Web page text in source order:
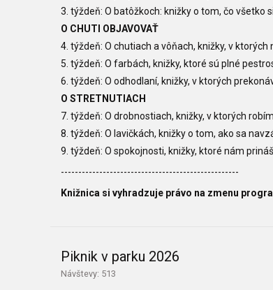
3. týždeň: O batôžkoch: knižky o tom, čo všetko
O CHUTI OBJAVOVAŤ
4. týždeň: O chutiach a vôňach, knižky, v ktorých
5. týždeň: O farbách, knižky, ktoré sú plné
6. týždeň: O odhodlaní, knižky, v ktorých
O STRETNUTIACH
7. týždeň: O drobnostiach, knižky, v ktorých
8. týždeň: O lavičkách, knižky o tom, ako sa
9. týždeň: O spokojnosti, knižky, ktoré nám
---------------------------------------------------
Knižnica si vyhradzuje právo na zmenu
Piknik v parku 2026
Návštevy: 513